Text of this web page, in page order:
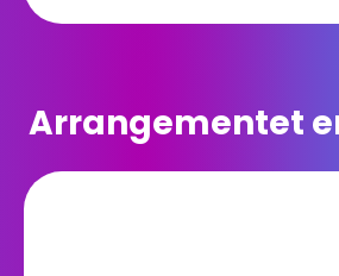
Arrangementet